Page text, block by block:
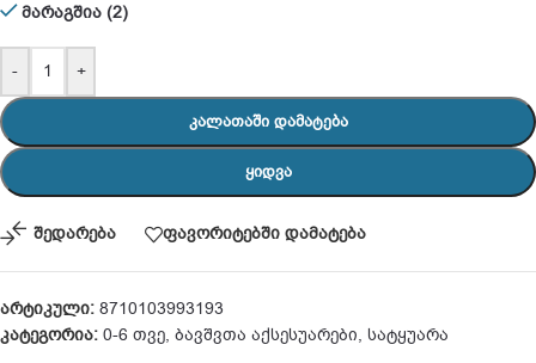
მარაგშია (2)
- +
ᲙᲐᲚᲐᲗᲐᲨᲘ ᲓᲐᲛᲐᲢᲔᲑᲐ
ᲧᲘᲓᲕᲐ
შედარება ფავორიტებში დამატება
არტიკული: 8710103993193
კატეგორია: 0-6 თვე, ბავშვთა აქსესუარები, სატყუარა